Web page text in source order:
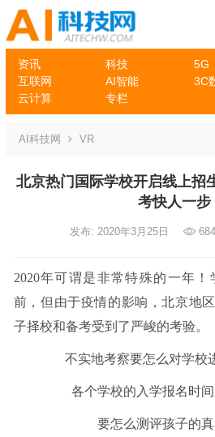
资讯 科技 5G
互联网
AI智能 3C
云计算
专栏
AI科技网 VR
北京热门国际学校开启线上招
考快人一步
发布: 2020年3月25日 684
2020年可谓是非常特殊的一年
前，但由于疫情的影响，北京地
子择校和备考受到了严峻的考验。
不实地考察要怎么对学校
各个学校的入学报名时
要怎么测评孩子的